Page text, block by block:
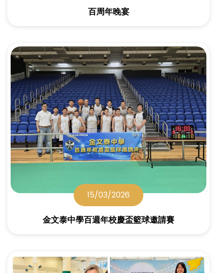
百周年晚宴
15/03/2026
金文泰中學百週年校慶盃籃球邀請賽